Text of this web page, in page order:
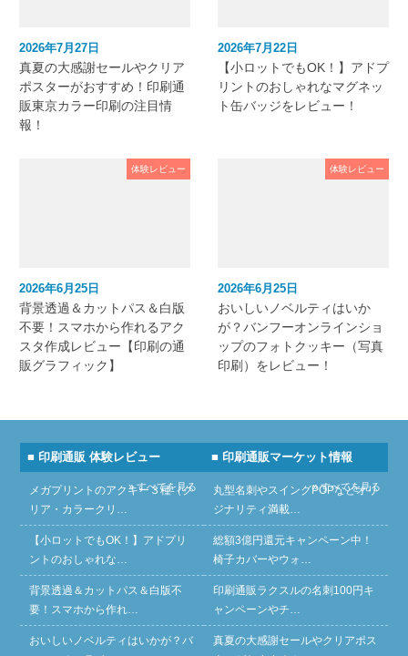
2026年7月27日
真夏の大感謝セールやクリア
ポスターがおすすめ！印刷通
販東京カラー印刷の注目情
報！
2026年7月22日
【小ロットでもOK！】アドプ
リントのおしゃれなマグネッ
ト缶バッジをレビュー！
体験レビュー
2026年6月25日
背景透過＆カットパス＆白版
不要！スマホから作れるアク
スタ作成レビュー【印刷の通
販グラフィック】
体験レビュー
2026年6月25日
おいしいノベルティはいか
が？バンフーオンラインショ
ップのフォトクッキー（写真
印刷）をレビュー！
■ 印刷通販 体験レビュー
» すべてを見る
メガプリントのアクキー３種（ク
リア・カラークリ…
【小ロットでもOK！】アドプリ
ントのおしゃれな…
背景透過＆カットパス＆白版不
要！スマホから作れ…
おいしいノベルティはいかが？バ
■ 印刷通販マーケット情報
» すべてを見る
丸型名刺やスイングPOPなどオリ
ジナリティ満載…
総額3億円還元キャンペーン中！
椅子カバーやウォ…
印刷通販ラクスルの名刺100円キ
ャンペーンやチ…
真夏の大感謝セールやクリアポス